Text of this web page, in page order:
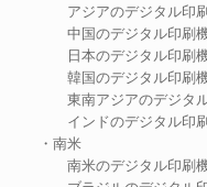
アジアのデジタル印刷
中国のデジタル印刷機
日本のデジタル印刷機
韓国のデジタル印刷機
東南アジアのデジタル
インドのデジタル印刷
・南米
南米のデジタル印刷機